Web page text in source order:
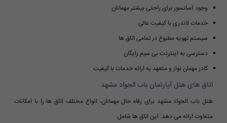
وجود آسانسور برای راحتی بیشتر مهمانان
خدمات لاندری با کیفیت عالی
سیستم تهویه مطبوع در تمامی اتاق ها
دسترسی به اینترنت بی سیم رایگان
کادر مهمان نواز و متعهد به ارائه خدمات با کیفیت
اتاق های هتل آپارتمان باب الجواد مشهد
هتل باب الجواد مشهد برای رفاه حال مهمانان، انواع مختلف اتاق ها را با امکانات
متفاوت ارائه می دهد. این اتاق ها شامل: